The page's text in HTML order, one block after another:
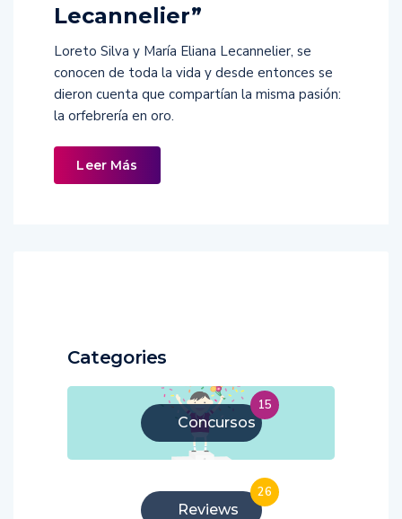
Lecannelier”
Loreto Silva y María Eliana Lecannelier, se
conocen de toda la vida y desde entonces se
dieron cuenta que compartían la misma pasión:
la orfebrería en oro.
Leer Más
Categories
Concursos
15
Reviews
26